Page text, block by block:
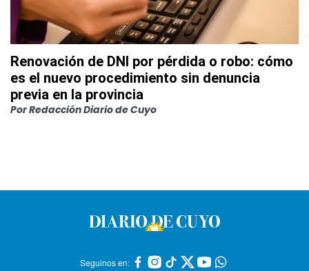
Renovación de DNI por pérdida o robo: cómo
es el nuevo procedimiento sin denuncia
previa en la provincia
PorRedacción Diario de Cuyo
Seguinos en: